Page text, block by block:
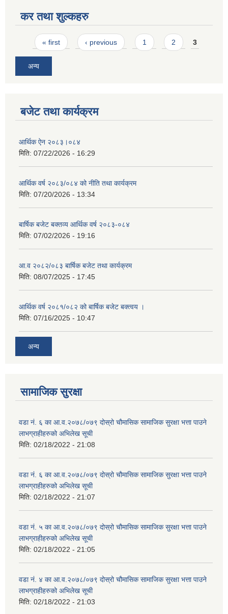
कर तथा शुल्कहरु
Pages
« first ‹ previous 1 2 3
अन्य
बजेट तथा कार्यक्रम
आर्थिक ऐन २०८३।०८४
मिति: 07/22/2026 - 16:29
आर्थिक वर्ष २०८३/०८४ को नीति तथा कार्यक्रम
मिति: 07/20/2026 - 13:34
बार्षिक बजेट बक्तव्य आर्थिक वर्ष २०८३-०८४
मिति: 07/02/2026 - 19:16
आ.व २०८२/०८३ बार्षिक बजेट तथा कार्यक्रम
मिति: 08/07/2025 - 17:45
आर्थिक वर्ष २०८१/०८२ को बार्षिक बजेट बक्त्वय ।
मिति: 07/16/2025 - 10:47
अन्य
सामाजिक सुरक्षा
वडा नं. ६ का आ.व.२०७८/०७९ दोस्रो चौमासिक सामाजिक सुरक्षा भत्ता पाउने
लाभग्राहीहरुको अभिलेख सूची
मिति: 02/18/2022 - 21:08
वडा नं. ६ का आ.व.२०७८/०७९ दोस्रो चौमासिक सामाजिक सुरक्षा भत्ता पाउने
लाभग्राहीहरुको अभिलेख सूची
मिति: 02/18/2022 - 21:07
वडा नं. ५ का आ.व.२०७८/०७९ दोस्रो चौमासिक सामाजिक सुरक्षा भत्ता पाउने
लाभग्राहीहरुको अभिलेख सूची
मिति: 02/18/2022 - 21:05
वडा नं. ४ का आ.व.२०७८/०७९ दोस्रो चौमासिक सामाजिक सुरक्षा भत्ता पाउने
लाभग्राहीहरुको अभिलेख सूची
मिति: 02/18/2022 - 21:03